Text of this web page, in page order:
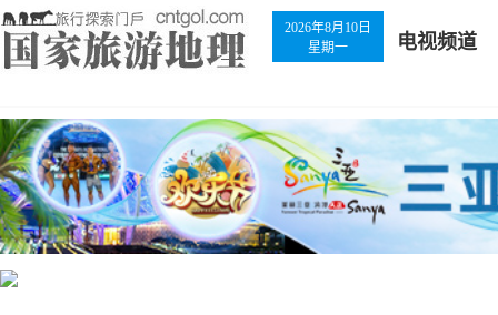
2026年8月10日
星期一
电视频道